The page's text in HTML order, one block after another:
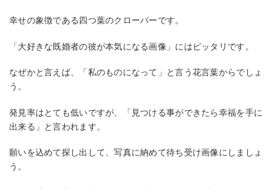
幸せの象徴である四つ葉のクローバーです。
「大好きな既婚者の彼が本気になる画像」にはピッタリです。
なぜかと言えば、「私のものになって」と言う花言葉からでしょ
う。
発見率はとても低いですが、「見つける事ができたら幸福を手に
出来る」と言われます。
願いを込めて探し出して、写真に納めて待ち受け画像にしましょ
う。